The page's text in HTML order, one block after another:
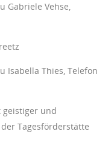
Vehse,
Thies, Telefon
und
Tagesförderstätte